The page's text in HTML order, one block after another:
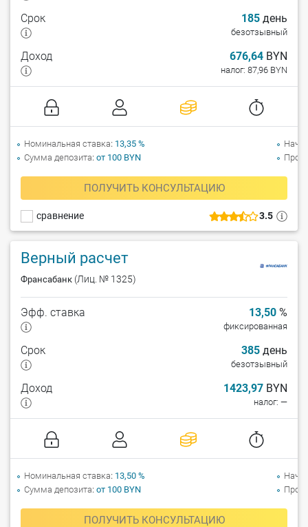
3.5
сравнение
Срок 185 день
безотзывный
Доход 676,64 BYN
налог: 87,96 BYN
ПОЛУЧИТЬ КОНСУЛЬТАЦИЮ
Номинальная ставка 13,35 %
Сумма депозита от 100 BYN
Верный расчет
Франсабанк (Лиц. № 1325)
Эфф. ставка 13,50 %
фиксированная
Срок 385 день
безотзывный
Доход 1423,97 BYN
налог: —
ПОЛУЧИТЬ КОНСУЛЬТАЦИЮ
Номинальная ставка 13,50 %
Сумма депозита от 100 BYN